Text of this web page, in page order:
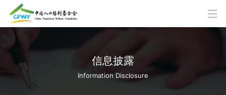
信息披露
Information Disclosure